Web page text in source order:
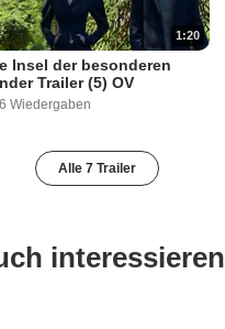
1:20
Insel der besonderen
Trailer (5) OV
Wiedergaben
Alle 7 Trailer
interessieren